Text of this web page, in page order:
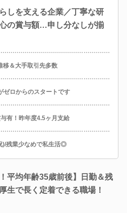
しを支える企業／丁寧な研
の賞与額…申し分なしが揃
移＆大手取引先多数
ゼロからのスタートです
有！昨年度4.5ヶ月支給
)/残業少なめで私生活◎
平均年齢35歳前後】日勤＆残
生で長く定着できる職場！